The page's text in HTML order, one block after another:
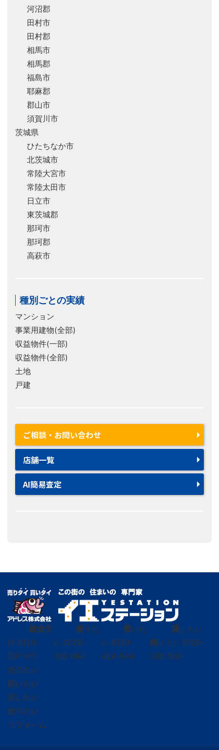
河沼郡
田村市
田村郡
相馬市
相馬郡
福島市
耶麻郡
郡山市
須賀川市
茨城県
ひたちなか市
北茨城市
常陸大宮市
常陸太田市
日立市
東茨城郡
那珂市
那珂郡
高萩市
種別ごとの実績
マンション
事業用建物(全部)
収益物件(一部)
収益物件(全部)
土地
戸建
ご相談・お問い合わせ
店舗一覧
AI簡易査定
総合受
付 0120-
297-011
売りた
い 0120-
139-664
買いた
い 0120-
424-544
貸し たい
借り たい 0120-
302-563
売りたい
買いたい
貸したい
借りたい
リフォーム